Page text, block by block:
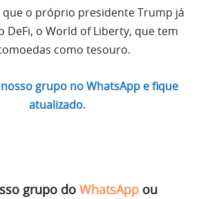
que o próprio presidente Trump já
DeFi, o World of Liberty, que tem
como tesouro.
grupo no WhatsApp e fique
atualizado.
grupo do WhatsApp ou